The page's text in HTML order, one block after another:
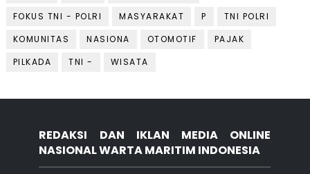
FOKUS TNI - POLRI
MASYARAKAT P
TNI POLRI
KOMUNITAS
NASIONA OTOMOTIF
PAJAK
PILKADA
TNI - WISATA
REDAKSI DAN IKLAN MEDIA ONLINE
NASIONAL WARTA MARITIM INDONESIA